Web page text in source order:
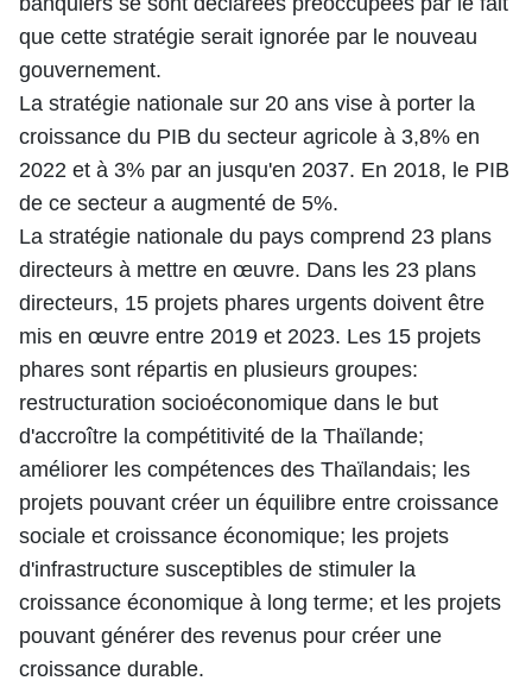
que cette stratégie serait ignorée par le nouveau
gouvernement.
La stratégie nationale sur 20 ans vise à porter la
croissance du PIB du secteur agricole à 3,8% en
2022 et à 3% par an jusqu'en 2037. En 2018, le PIB
de ce secteur a augmenté de 5%.
La stratégie nationale du pays comprend 23 plans
directeurs à mettre en œuvre. Dans les 23 plans
directeurs, 15 projets phares urgents doivent être
mis en œuvre entre 2019 et 2023. Les 15 projets
phares sont répartis en plusieurs groupes:
restructuration socioéconomique dans le but
d'accroître la compétitivité de la Thaïlande;
améliorer les compétences des Thaïlandais; les
projets pouvant créer un équilibre entre croissance
sociale et croissance économique; les projets
d'infrastructure susceptibles de stimuler la
croissance économique à long terme; et les projets
pouvant générer des revenus pour créer une
croissance durable.